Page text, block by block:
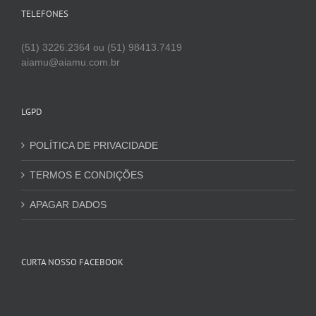
TELEFONES
(51) 3226.2364 ou (51) 98413.7419
aiamu@aiamu.com.br
LGPD
POLÍTICA DE PRIVACIDADE
TERMOS E CONDIÇÕES
APAGAR DADOS
CURTA NOSSO FACEBOOK